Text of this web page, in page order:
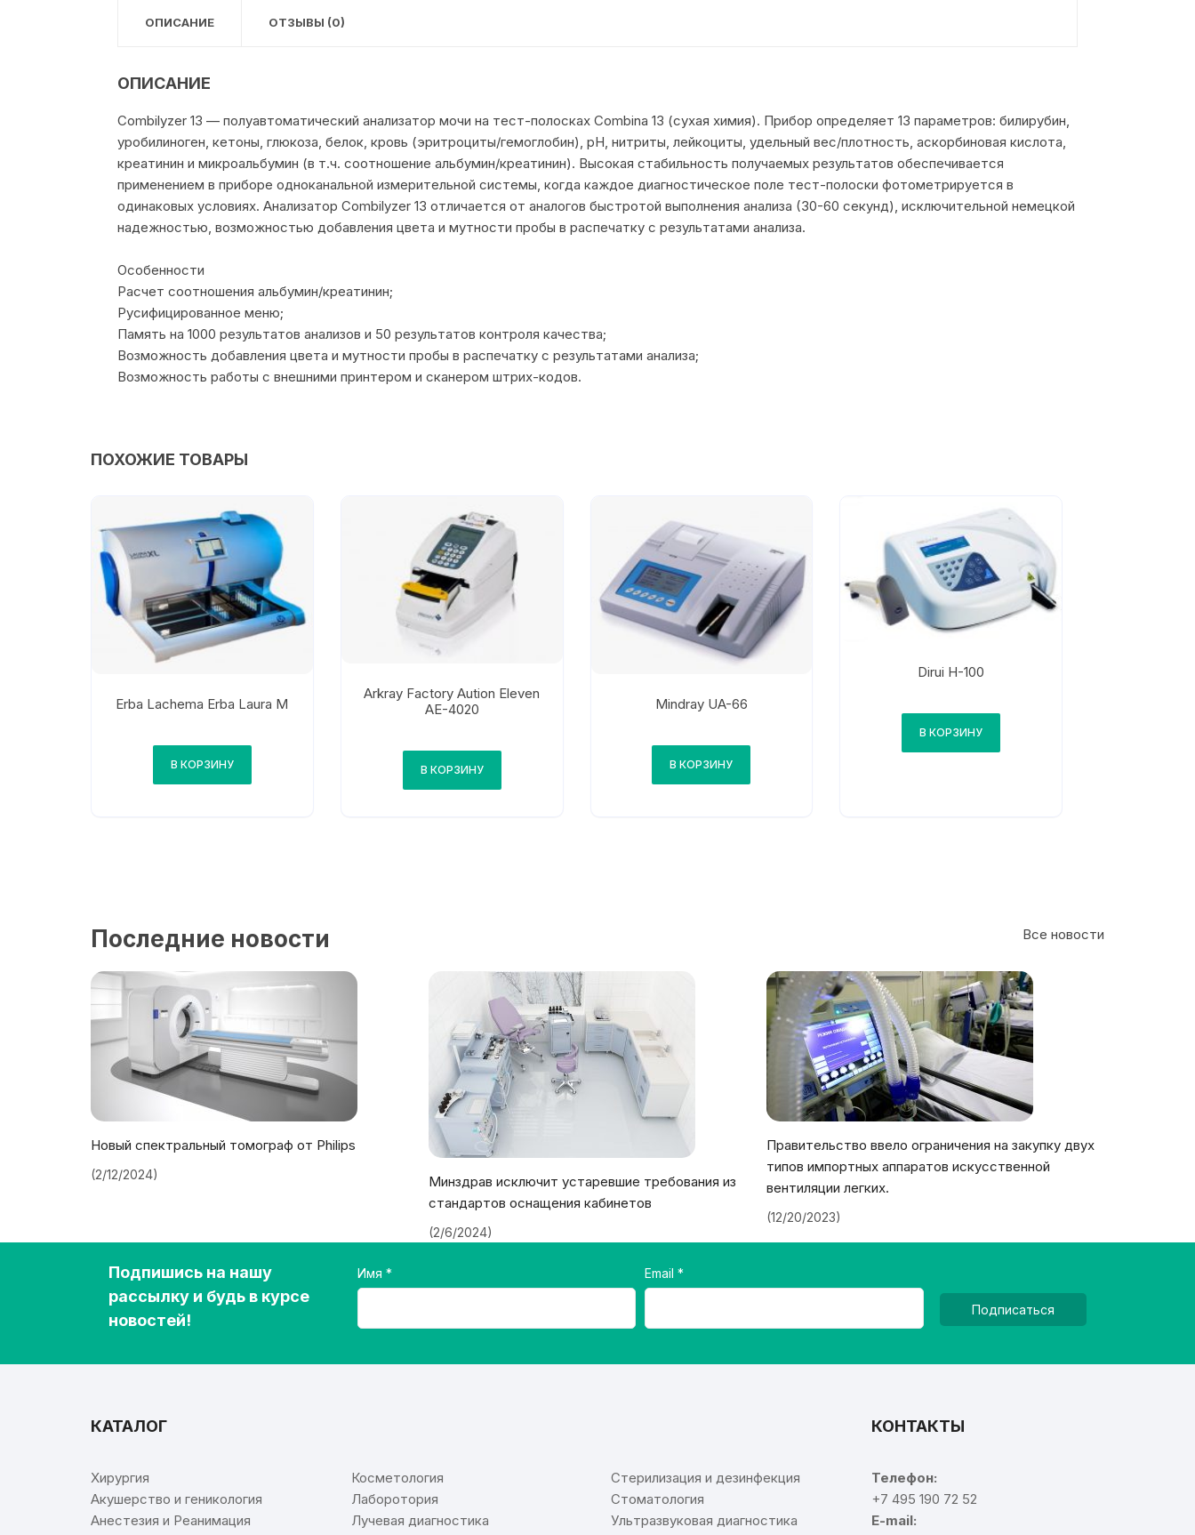
ОПИСАНИЕ ОТЗЫВЫ (0)
ОПИСАНИЕ
Combilyzer 13 — полуавтоматический анализатор мочи на тест-полосках Combina 13 (сухая химия). Прибор определяет 13 параметров: билирубин,
уробилиноген, кетоны, глюкоза, белок, кровь (эритроциты/гемоглобин), рН, нитриты, лейкоциты, удельный вес/плотность, аскорбиновая кислота,
креатинин и микроальбумин (в т.ч. соотношение альбумин/креатинин). Высокая стабильность получаемых результатов обеспечивается
применением в приборе одноканальной измерительной системы, когда каждое диагностическое поле тест-полоски фотометрируется в
одинаковых условиях. Анализатор Combilyzer 13 отличается от аналогов быстротой выполнения анализа (30-60 секунд), исключительной немецкой
надежностью, возможностью добавления цвета и мутности пробы в распечатку с результатами анализа.
Особенности
Расчет соотношения альбумин/креатинин;
Русифицированное меню;
Память на 1000 результатов анализов и 50 результатов контроля качества;
Возможность добавления цвета и мутности пробы в распечатку с результатами анализа;
Возможность работы с внешними принтером и сканером штрих-кодов.
ПОХОЖИЕ ТОВАРЫ
Erba Lachema Erba Laura M
В КОРЗИНУ
Arkray Factory Aution Eleven
AE-4020
В КОРЗИНУ
Mindray UA-66
В КОРЗИНУ
Dirui H-100
В КОРЗИНУ
Все новости
Последние новости
Новый спектральный томограф от Philips
(2/12/2024)
Минздрав исключит устаревшие требования из
стандартов оснащения кабинетов
(2/6/2024)
Правительство ввело ограничения на закупку двух
типов импортных аппаратов искусственной
вентиляции легких.
(12/20/2023)
Подпишись на нашу
рассылку и будь в курсе
новостей!
Имя Email
Подписаться
КАТАЛОГ
Хирургия
Акушерство и геникология
Анестезия и Реанимация
Косметология
Лаборотория
Лучевая диагностика
Стерилизация и дезинфекция
Стоматология
Ультразвуковая диагностика
КОНТАКТЫ
Телефон:
+7 495 190 72 52
E-mail: